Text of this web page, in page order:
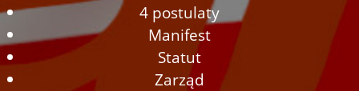
4 postulaty
Manifest
Statut
Zarząd